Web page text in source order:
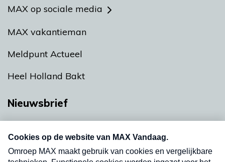
MAX op sociale media
MAX vakantieman
Meldpunt Actueel
Heel Holland Bakt
Nieuwsbrief
Neem hier een gratis abonnement op onze
nieuwsbrief. Elke vrijdag- en dinsdagochtend in
uw mailbox.